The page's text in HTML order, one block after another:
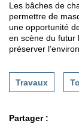
Les bâches de
permettre de
une opportunité
en scène du futur
préserver
Travaux
Partager :